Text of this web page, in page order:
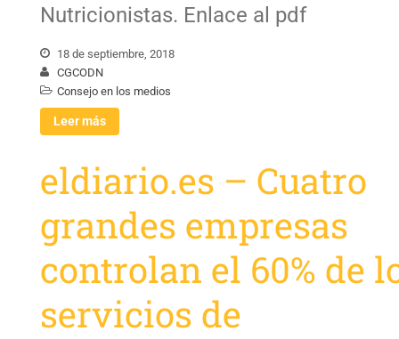
Nutricionistas. Enlace al pdf
18 de septiembre, 2018
CGCODN
Consejo en los medios
Leer más
eldiario.es – Cuatro
grandes empresas
controlan el 60% de
servicios de